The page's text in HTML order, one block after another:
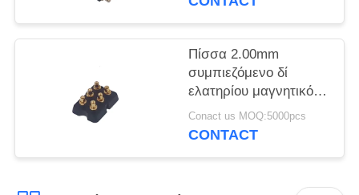
Πίσσα 2.00mm
συμπιεζόμενο δί
ελατηρίου μαγνητικό
2x3P αρσενικό γένος
συνδετήρων
Conact us MOQ:5000pcs
CONTACT